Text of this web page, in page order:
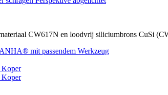
CW617N en loodvrij siliciumbrons CuSi
Koper
Koper